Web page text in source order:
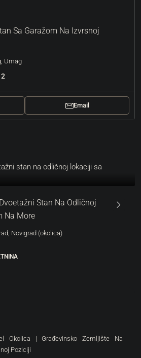
Sa Garažom Na Izvrsnoj
Umag
2
Email
Stan Na Odličnoj
Na More
Novigrad (okolica)
Okolica | Građevinsko Zemljište Na
Poziciji